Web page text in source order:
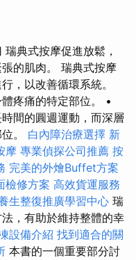
典式按摩促進放鬆，
的肌肉。 瑞典式按摩
，以改善循環系統。
疼痛的特定部位。 •
間的圓週運動，而深層
。 白內障治療選擇 新
摩 專業偵探公司推薦 按
完美的外燴Buffet方案
檢修方案 高效貨運服務
生整復推廣學習中心 瑞
，有助於維持整體的幸
設備介紹 找到適合的關
本書的一個重要部分討